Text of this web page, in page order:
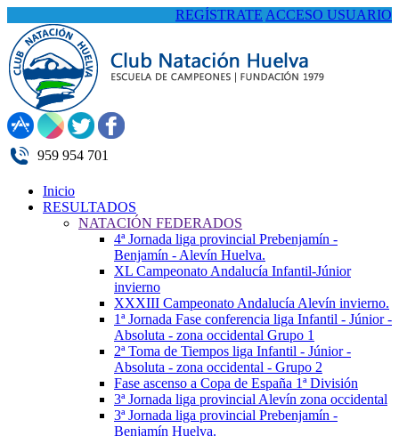
REGÍSTRATE ACCESO USUARIO
959 954 701
Inicio
RESULTADOS
NATACIÓN FEDERADOS
4ª Jornada liga provincial Prebenjamín -
Benjamín - Alevín Huelva.
XL Campeonato Andalucía Infantil-Júnior
invierno
XXXIII Campeonato Andalucía Alevín invierno.
1ª Jornada Fase conferencia liga Infantil - Júnior -
Absoluta - zona occidental Grupo 1
2ª Toma de Tiempos liga Infantil - Júnior -
Absoluta - zona occidental - Grupo 2
Fase ascenso a Copa de España 1ª División
3ª Jornada liga provincial Alevín zona occidental
3ª Jornada liga provincial Prebenjamín -
Benjamín Huelva.